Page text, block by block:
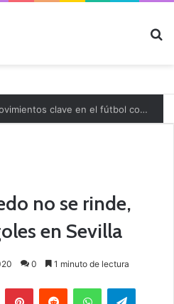
no se rinde,
en Sevilla
0 1 minuto de lectura